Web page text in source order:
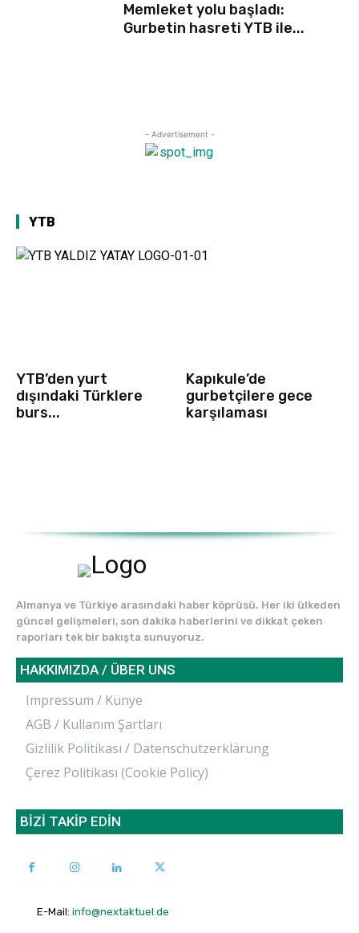
Memleket yolu başladı:
Gurbetin hasreti YTB ile...
- Advertisement -
YTB
YTB’den yurt
dışındaki Türklere
burs...
Kapıkule’de
gurbetçilere gece
karşılaması
Almanya ve Türkiye arasındaki haber köprüsü. Her iki ülkeden
güncel gelişmeleri, son dakika haberlerini ve dikkat çeken
raporları tek bir bakışta sunuyoruz.
HAKKIMIZDA / ÜBER UNS
Impressum / Künye
AGB / Kullanım Şartları
Gizlilik Politikası / Datenschutzerklärung
Çerez Politikası (Cookie Policy)
BİZİ TAKİP EDİN
E-Mail: info@nextaktuel.de